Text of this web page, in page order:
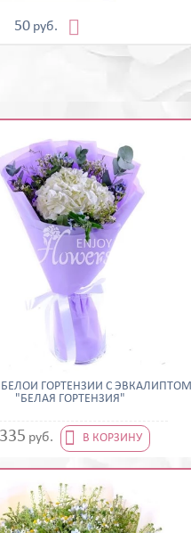
50 руб. 
БЕЛОЙ ГОРТЕНЗИИ С ЭВКАЛИПТОМ
"БЕЛАЯ ГОРТЕНЗИЯ"
руб.  В КОРЗИНУ